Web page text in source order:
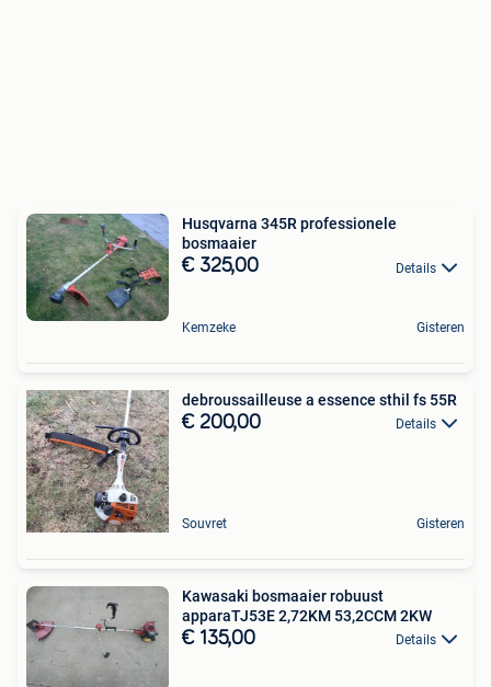
Husqvarna 345R professionele
bosmaaier
€ 325,00 Details
Kemzeke Gisteren
debroussailleuse a essence sthil fs 55R
€ 200,00 Details
Souvret Gisteren
Kawasaki bosmaaier robuust
apparaTJ53E 2,72KM 53,2CCM 2KW
€ 135,00 Details